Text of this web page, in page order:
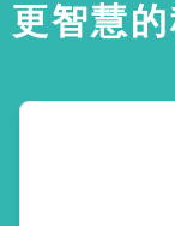
更智慧